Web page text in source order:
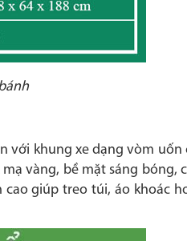
với khung xe dạng vòm uốn
vàng, bề mặt sáng bóng,
giúp treo túi, áo khoác